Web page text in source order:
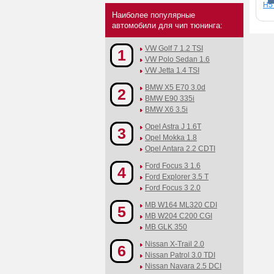
Наиболее популярные
автомобили для чип тюнинга:
1
VW Golf 7 1.2 TSI
VW Polo Sedan 1.6
VW Jetta 1.4 TSI
2
BMW X5 E70 3.0d
BMW E90 335i
BMW X6 3.5i
3
Opel Astra J 1.6T
Opel Mokka 1.8
Opel Antara 2.2 CDTI
4
Ford Focus 3 1.6
Ford Explorer 3.5 T
Ford Focus 3 2.0
5
MB W164 ML320 CDI
MB W204 C200 CGI
MB GLK 350
6
Nissan X-Trail 2.0
Nissan Patrol 3.0 TDI
Nissan Navara 2.5 DCI